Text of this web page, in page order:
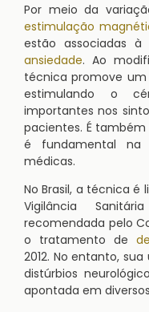
Por meio da
estimulação
estão associadas
ansiedade. Ao
técnica promove
estimulando o
importantes nos
pacientes. É
é fundamental na
médicas.
No Brasil, a técnica é
Vigilância
recomendada pelo
o tratamento de
2012. No entanto,
distúrbios
apontada em